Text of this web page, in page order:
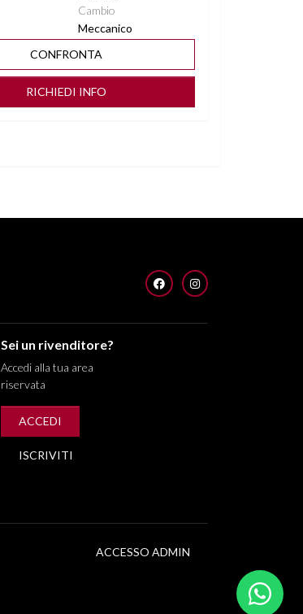
Cambio
Meccanico
CONFRONTA
RICHIEDI INFO
FACEBOOKINSTAGRAM
Sei un rivenditore?
Accedi alla tua area
riservata
ACCEDI
ISCRIVITI
ACCESSO ADMIN